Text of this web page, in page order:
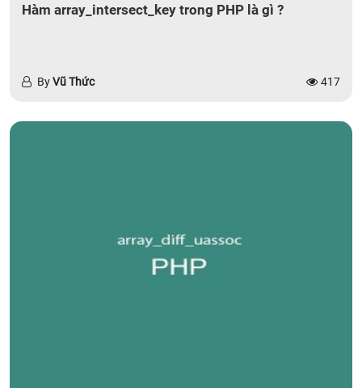
Hàm array_intersect_key trong PHP là gì ?
ByVũ Thức 417